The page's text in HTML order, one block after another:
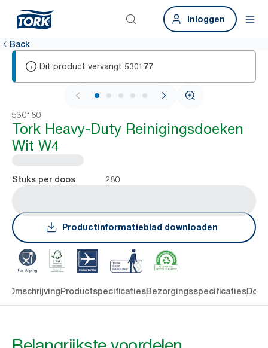
Inloggen
Back
Dit product vervangt 530177
1 / 6
530180
Tork Heavy-Duty Reinigingsdoeken
Wit W4
Stuks per doos 280
Productinformatieblad downloaden
OmschrijvingProductspecificatiesBezorgingsspecificaties